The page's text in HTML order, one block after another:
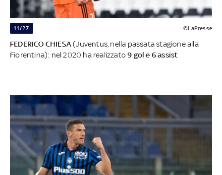
11/27 ©LaPresse
FEDERICO CHIESA (Juventus, nella passata stagione alla
Fiorentina): nel 2020 ha realizzato 9 gol e 6 assist